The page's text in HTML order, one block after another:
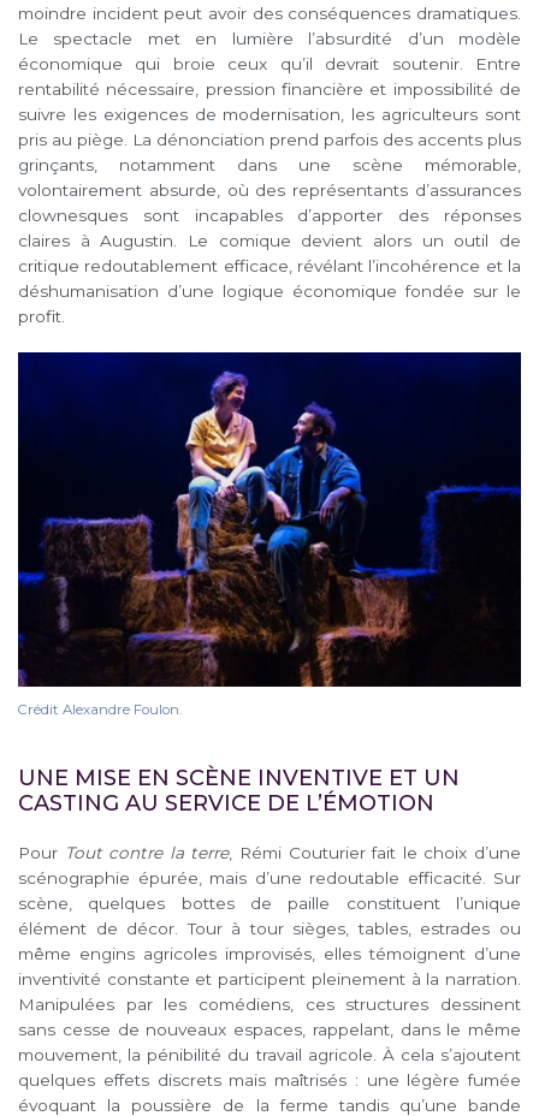
moindre incident peut avoir des conséquences dramatiques.
Le spectacle met en lumière l’absurdité d’un modèle
économique qui broie ceux qu’il devrait soutenir. Entre
rentabilité nécessaire, pression financière et impossibilité de
suivre les exigences de modernisation, les agriculteurs sont
pris au piège. La dénonciation prend parfois des accents plus
grinçants, notamment dans une scène mémorable,
volontairement absurde, où des représentants d’assurances
clownesques sont incapables d’apporter des réponses
claires à Augustin. Le comique devient alors un outil de
critique redoutablement efficace, révélant l’incohérence et la
déshumanisation d’une logique économique fondée sur le
profit.
Crédit Alexandre Foulon.
UNE MISE EN SCÈNE INVENTIVE ET UN
CASTING AU SERVICE DE L’ÉMOTION
Pour Tout contre la terre, Rémi Couturier fait le choix d’une
scénographie épurée, mais d’une redoutable efficacité. Sur
scène, quelques bottes de paille constituent l’unique
élément de décor. Tour à tour sièges, tables, estrades ou
même engins agricoles improvisés, elles témoignent d’une
inventivité constante et participent pleinement à la narration.
Manipulées par les comédiens, ces structures dessinent
sans cesse de nouveaux espaces, rappelant, dans le même
mouvement, la pénibilité du travail agricole. À cela s’ajoutent
quelques effets discrets mais maîtrisés : une légère fumée
évoquant la poussière de la ferme tandis qu’une bande